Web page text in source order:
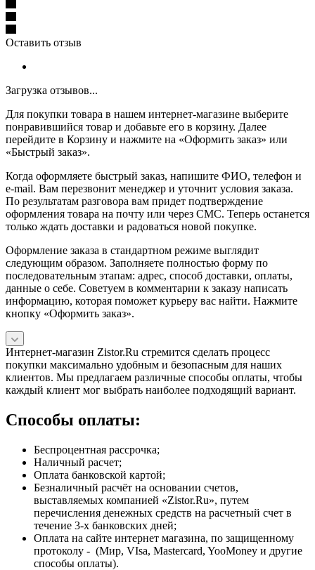
Оставить отзыв
Загрузка отзывов...
Для покупки товара в нашем интернет-магазине выберите
понравившийся товар и добавьте его в корзину. Далее
перейдите в Корзину и нажмите на «Оформить заказ» или
«Быстрый заказ».
Когда оформляете быстрый заказ, напишите ФИО, телефон и
e-mail. Вам перезвонит менеджер и уточнит условия заказа.
По результатам разговора вам придет подтверждение
оформления товара на почту или через СМС. Теперь останется
только ждать доставки и радоваться новой покупке.
Оформление заказа в стандартном режиме выглядит
следующим образом. Заполняете полностью форму по
последовательным этапам: адрес, способ доставки, оплаты,
данные о себе. Советуем в комментарии к заказу написать
информацию, которая поможет курьеру вас найти. Нажмите
кнопку «Оформить заказ».
Интернет-магазин Zistor.Ru стремится сделать процесс
покупки максимально удобным и безопасным для наших
клиентов. Мы предлагаем различные способы оплаты, чтобы
каждый клиент мог выбрать наиболее подходящий вариант.
Способы оплаты:
Беспроцентная рассрочка;
Наличный расчет;
Оплата банковской картой;
Безналичный расчёт на основании счетов,
выставляемых компанией «Zistor.Ru», путем
перечисления денежных средств на расчетный счет в
течение 3-х банковских дней;
Оплата на сайте интернет магазина, по защищенному
протоколу - (Мир, VIsa, Mastercard, YooMoney и другие
способы оплаты).